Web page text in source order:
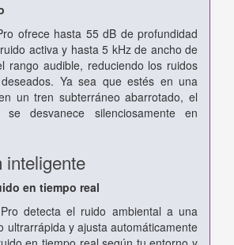
ofrece hasta 55 dB de profundidad
activa y hasta 5 kHz de ancho de
rango audible, reduciendo los ruidos
Ya sea que estés en una
un tren subterráneo abarrotado, el
se desvanece silenciosamente en
inteligente
en tiempo real
detecta el ruido ambiental a una
ultrarrápida y ajusta automáticamente